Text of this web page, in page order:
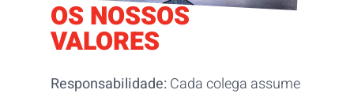
OS NOSSOS
VALORES
Responsabilidade: Cada colega assume